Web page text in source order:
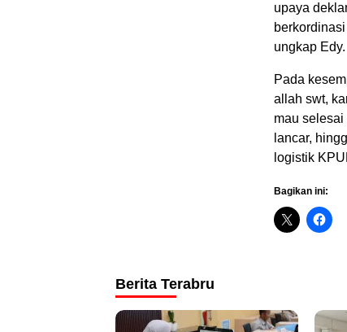
upaya
ungkap Edy.
Pada
allah swt,
mau
lancar,
logistik
Bagikan ini:
Berita Terabru